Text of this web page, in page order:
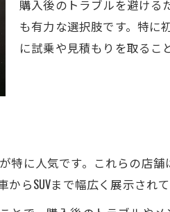
重視なら中古車の選び方が重
中古車購入時のトータルコスト
払総額や維持費を抑える中古車
購入で避けたい落とし穴とは
古車で避けるべき車両の特徴
購入後のトラブルを避ける
も有力な選択肢です。特に
に試乗や見積もりを取るこ
特に人気です。これらの店
らSUVまで幅広く展示され